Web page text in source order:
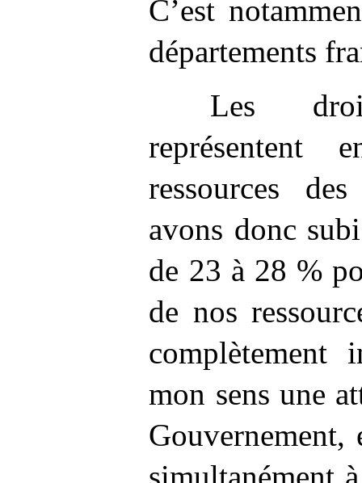
C’est
départements
Les
représentent
ressources
avons donc
de 23 à 28 %
de nos
complètement
mon sens une
Gouvernement,